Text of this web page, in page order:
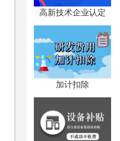
高新技术企业认定
加计扣除